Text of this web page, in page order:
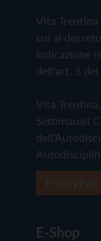
Vita
cui al
Indicazione
dell'art. 5 del
Vita
Settimanali
E-Shop